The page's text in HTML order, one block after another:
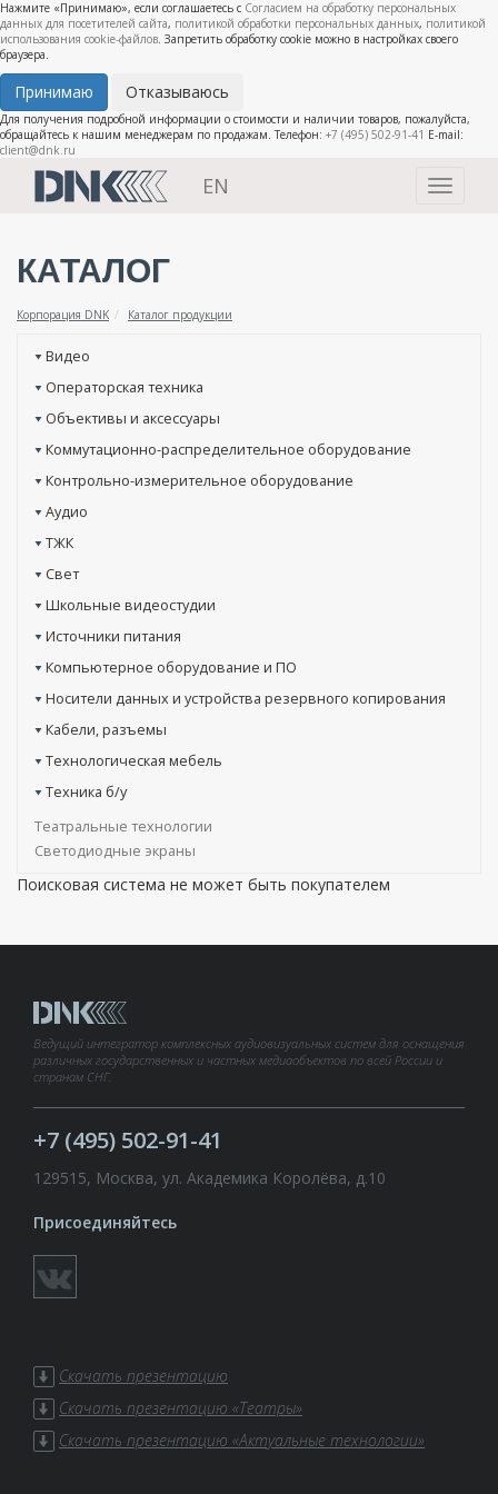
Нажмите «Принимаю», если соглашаетесь с Согласием на обработку персональных
данных для посетителей сайта, политикой обработки персональных данных, политикой
использования cookie-файлов. Запретить обработку cookie можно в настройках своего
браузера.
Принимаю Отказываюсь
Для получения подробной информации о стоимости и наличии товаров, пожалуйста,
обращайтесь к нашим менеджерам по продажам. Телефон: +7 (495) 502-91-41 E-mail:
client@dnk.ru
Toggle
EN
КАТАЛОГ
Корпорация DNK Каталог продукции
Видео
Операторская техника
Объективы и аксессуары
Коммутационно-распределительное оборудование
Контрольно-измерительное оборудование
Аудио
ТЖК
Свет
Школьные видеостудии
Источники питания
Компьютерное оборудование и ПО
Носители данных и устройства резервного копирования
Кабели, разъемы
Технологическая мебель
Техника б/у
Театральные технологии
Светодиодные экраны
Поисковая система не может быть покупателем
Ведущий интегратор комплексных аудиовизуальных систем для оснащения
различных государственных и частных медиаобъектов по всей России и
странам СНГ.
+7 (495) 502-91-41
129515, Москва, ул. Академика Королёва, д.10
Присоединяйтесь
Скачать презентацию
Скачать презентацию «Театры»
Скачать презентацию «Актуальные технологии»